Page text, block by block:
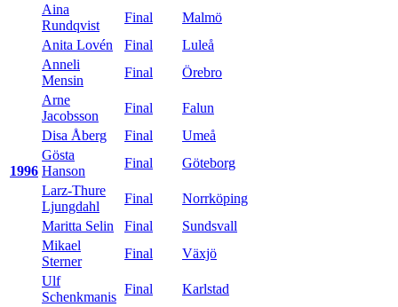
1996
Aina
Rundqvist
Final
Malmö
Anita Lovén
Final
Luleå
Anneli
Mensin
Final
Örebro
Arne
Jacobsson
Final
Falun
Disa Åberg
Final
Umeå
Gösta
Hanson
Final
Göteborg
Larz-Thure
Ljungdahl
Final
Norrköping
Maritta Selin
Final
Sundsvall
Mikael
Sterner
Final
Växjö
Ulf
Schenkmanis
Final
Karlstad